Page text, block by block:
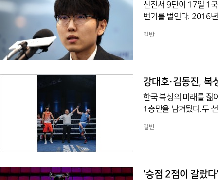
신진서 9단이 17일 1
번기를 벌인다. 2016
접바둑을 두는 것은 현
시겠습니까?", "몇 점
일반
강대호·김동진, 복
한국 복싱의 미래를 짊
1승만을 남겨뒀다.두
마우삼 수하그(인도)
대급이다. U-19에서
일반
'승점 2점이 갈랐